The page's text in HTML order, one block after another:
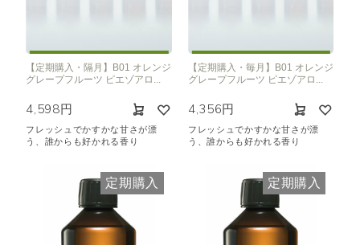
【定期購入・隔月】B01 オレンジ
グレープフルーツ ピエゾアロ...
4,598円
フレッシュでかすかな甘さが漂
う、誰からも好かれる香り
【定期購入・毎月】B01 オレンジ
グレープフルーツ ピエゾアロ...
4,356円
フレッシュでかすかな甘さが漂
う、誰からも好かれる香り
定期購入 定期購入